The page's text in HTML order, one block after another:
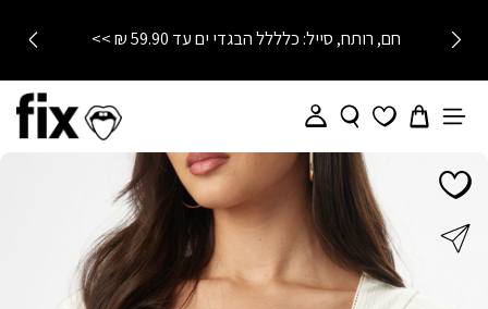
חם, רותח, סייל: כלללל הבגדי ים עד 59.90 ₪ >>